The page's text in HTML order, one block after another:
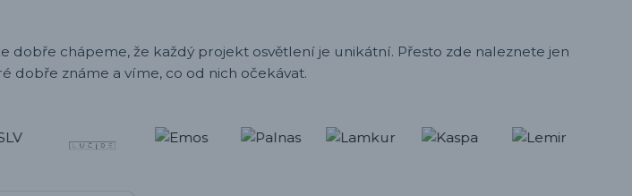
chápeme, že každý projekt osvětlení je unikátní. Přesto zde naleznete jen
dobře známe a víme, co od nich očekávat.